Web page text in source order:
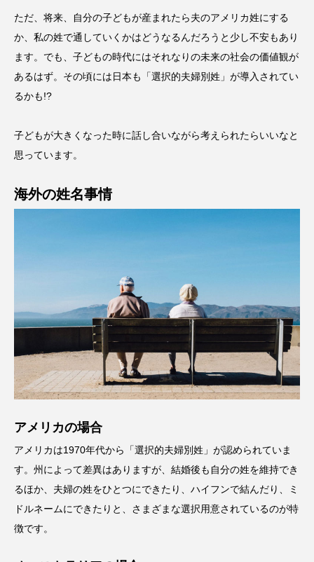
ただ、将来、自分の子どもが産まれたら夫のアメリカ姓にする
か、私の姓で通していくかはどうなるんだろうと少し不安もあり
ます。でも、子どもの時代にはそれなりの未来の社会の価値観が
あるはず。その頃には日本も「選択的夫婦別姓」が導入されてい
るかも!?
子どもが大きくなった時に話し合いながら考えられたらいいなと
思っています。
海外の姓名事情
アメリカの場合
アメリカは1970年代から「選択的夫婦別姓」が認められていま
す。州によって差異はありますが、結婚後も自分の姓を維持でき
るほか、夫婦の姓をひとつにできたり、ハイフンで結んだり、ミ
ドルネームにできたりと、さまざまな選択用意されているのが特
徴です。